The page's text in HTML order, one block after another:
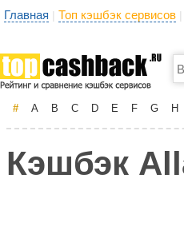
Главная | Топ кэшбэк сервисов |
# A B C D E F G H
Кэшбэк